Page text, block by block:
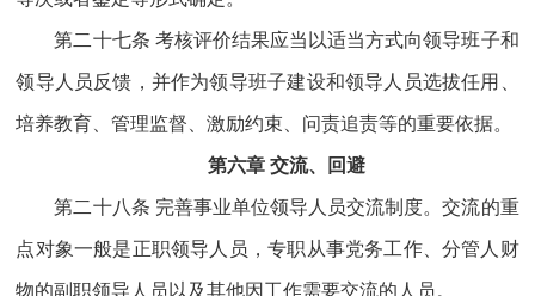
第二十七条 考核评价结果应当以适当方式向领导班子和
领导人员反馈，并作为领导班子建设和领导人员选拔任用、
培养教育、管理监督、激励约束、问责追责等的重要依据。
第六章 交流、回避
第二十八条 完善事业单位领导人员交流制度。交流的重
点对象一般是正职领导人员，专职从事党务工作、分管人财
物的副职领导人员以及其他因工作需要交流的人员。